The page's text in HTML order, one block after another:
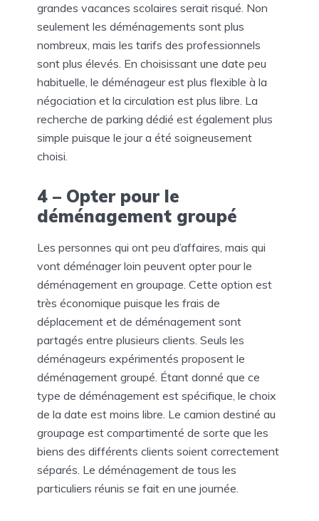
grandes vacances scolaires serait risqué. Non
seulement les déménagements sont plus
nombreux, mais les tarifs des professionnels
sont plus élevés. En choisissant une date peu
habituelle, le déménageur est plus flexible à la
négociation et la circulation est plus libre. La
recherche de parking dédié est également plus
simple puisque le jour a été soigneusement
choisi.
4 – Opter pour le
déménagement groupé
Les personnes qui ont peu d’affaires, mais qui
vont déménager loin peuvent opter pour le
déménagement en groupage. Cette option est
très économique puisque les frais de
déplacement et de déménagement sont
partagés entre plusieurs clients. Seuls les
déménageurs expérimentés proposent le
déménagement groupé. Étant donné que ce
type de déménagement est spécifique, le choix
de la date est moins libre. Le camion destiné au
groupage est compartimenté de sorte que les
biens des différents clients soient correctement
séparés. Le déménagement de tous les
particuliers réunis se fait en une journée.